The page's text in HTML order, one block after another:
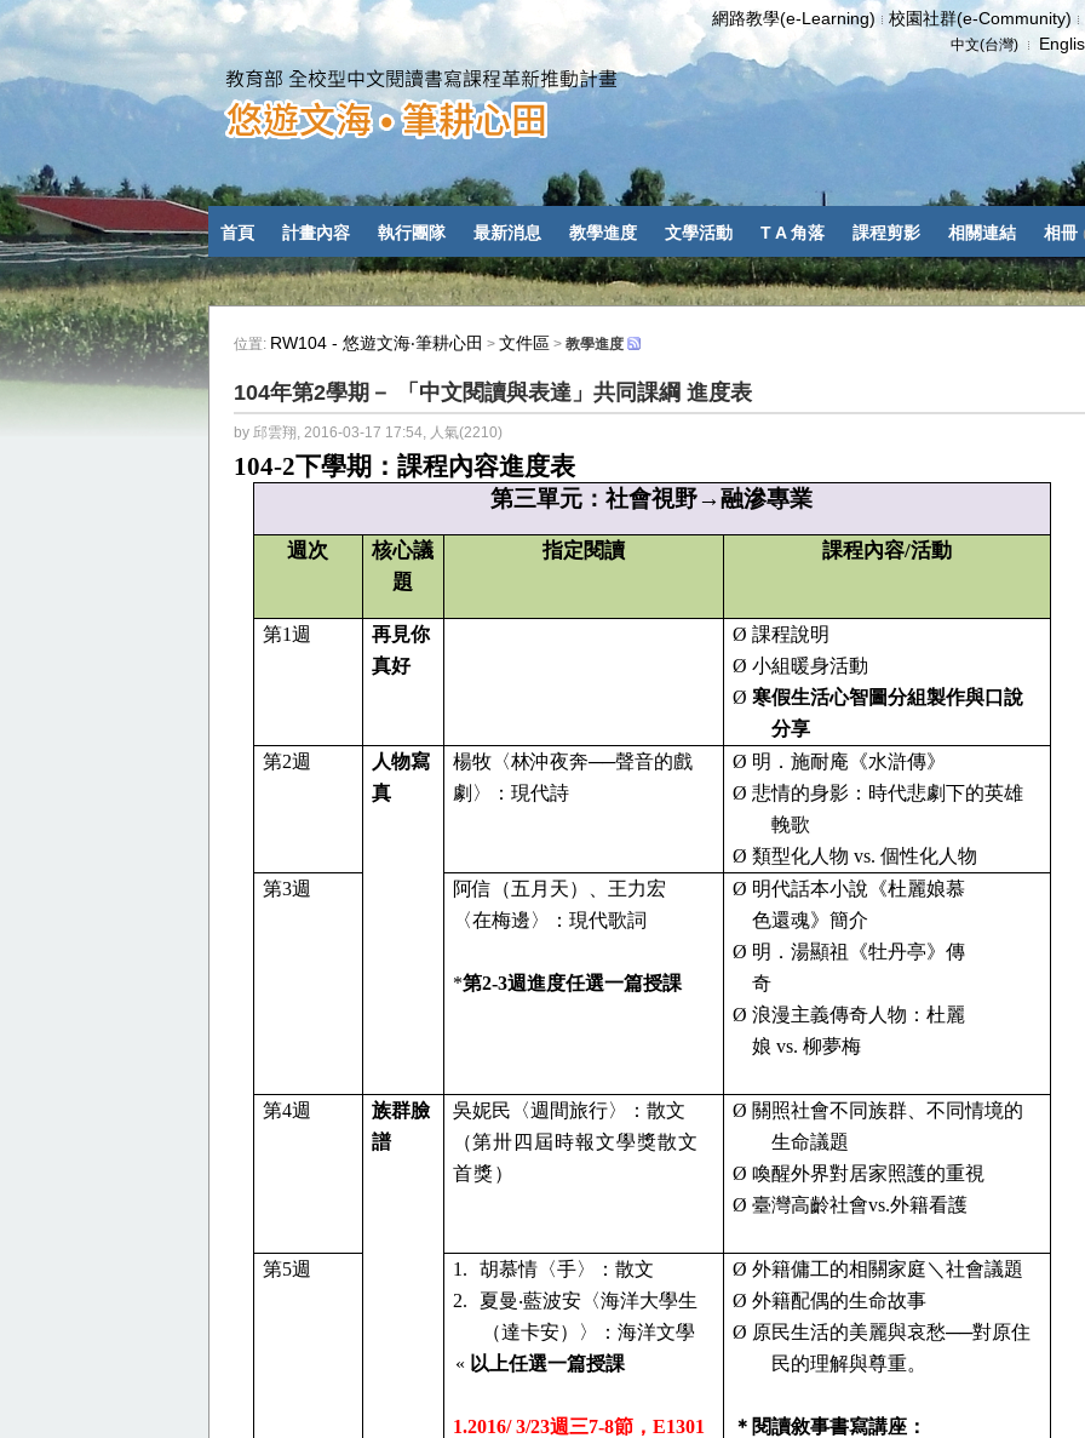
網路教學(e-Learning) 校園社群(e-Community)
中文(台灣)
首頁 計畫內容 執行團隊 最新消息 教學進度 文學活動 T A 角落 課程剪影 相關連結 相冊
位置: RW104 - 悠遊文海‧筆耕心田 > 文件區 > 教學進度
104年第2學期－ 「中文閱讀與表達」共同課綱 進度表
by 邱雲翔, 2016-03-17 17:54, 人氣(2210)
104-2下學期： 課程內容進度表
第三單元：社會視野→融滲專業
週次
核心議
題
指定閱讀 課程內容/活動
第1週
再見你
真好
Ø 課程說明
Ø 小組暖身活動
Ø 寒假生活心智圖分組製作與口說
分享
第2週
人物寫
真
楊牧〈林沖夜奔──聲音的戲
劇〉：現代詩
Ø 明．施耐庵《水滸傳》
Ø 悲情的身影：時代悲劇下的英雄
輓歌
Ø 類型化人物 vs. 個性化人物
第3週
阿信（五月天）、王力宏
〈在梅邊〉： 現代歌詞
*第2-3週進度任選一篇授課
Ø 明代話本小說《杜麗娘慕
色還魂》 簡介
Ø 明．湯顯祖《牡丹亭》傳
奇
Ø 浪漫主義傳奇人物： 杜麗
娘 vs. 柳夢梅
第4週
族群臉
譜
吳妮民〈週間旅行〉：散文
（第卅四屆時報文學獎散文
首獎）
Ø 關照社會不同族群、不同情境的
生命議題
Ø 喚醒外界對居家照護的重視
Ø 臺灣高齡社會vs.外籍看護
第5週 1.
胡慕情〈手〉：散文
2.
夏曼‧藍波安〈海洋大學生
（達卡安）〉：海洋文學
« 以上任選一篇授課
1.2016/ 3/23週三7-8節， E1301
Ø 外籍傭工的相關家庭＼社會議題
Ø 外籍配偶的生命故事
Ø 原民生活的美麗與哀愁──對原住
民的理解與尊重。
＊閱讀敘事書寫講座：